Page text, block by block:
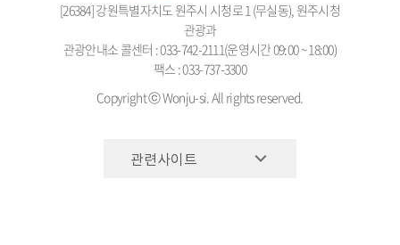
[26384] 강원특별자치도 원주시 시청로 1 (무실동), 원주시청
관광과
관광안내소 콜센터 : 033-742-2111(운영시간 09:00 ~ 18:00)
팩스 : 033-737-3300
Copyright ⓒ Wonju-si. All rights reserved.
관련사이트